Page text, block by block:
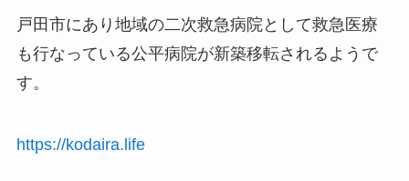
戸田市にあり地域の二次救急病院として救急医療
も行なっている公平病院が新築移転されるようで
す。
https://kodaira.life